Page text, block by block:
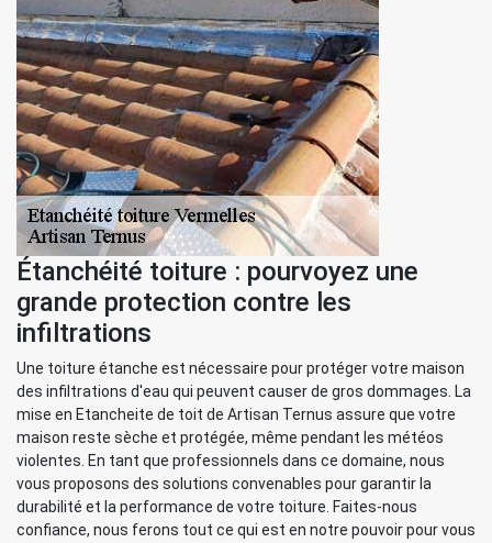
Étanchéité toiture : pourvoyez une
grande protection contre les
infiltrations
Une toiture étanche est nécessaire pour protéger votre maison
des infiltrations d'eau qui peuvent causer de gros dommages. La
mise en Etancheite de toit de Artisan Ternus assure que votre
maison reste sèche et protégée, même pendant les météos
violentes. En tant que professionnels dans ce domaine, nous
vous proposons des solutions convenables pour garantir la
durabilité et la performance de votre toiture. Faites-nous
confiance, nous ferons tout ce qui est en notre pouvoir pour vous